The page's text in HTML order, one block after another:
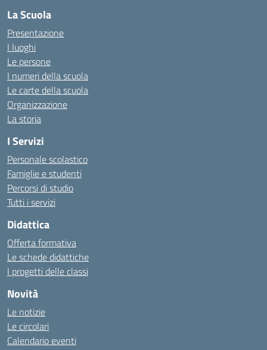
La Scuola
Presentazione
I luoghi
Le persone
I numeri della scuola
Le carte della scuola
Organizzazione
La storia
I Servizi
Personale scolastico
Famiglie e studenti
Percorsi di studio
Tutti i servizi
Didattica
Offerta formativa
Le schede didattiche
I progetti delle classi
Novità
Le notizie
Le circolari
Calendario eventi